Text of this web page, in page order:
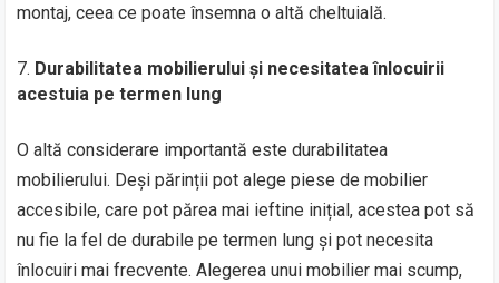
montaj, ceea ce poate însemna o altă cheltuială.
Durabilitatea mobilierului și necesitatea înlocuirii
acestuia pe termen lung
O altă considerare importantă este durabilitatea
mobilierului. Deși părinții pot alege piese de mobilier
accesibile, care pot părea mai ieftine inițial, acestea pot să
nu fie la fel de durabile pe termen lung și pot necesita
înlocuiri mai frecvente. Alegerea unui mobilier mai scump,